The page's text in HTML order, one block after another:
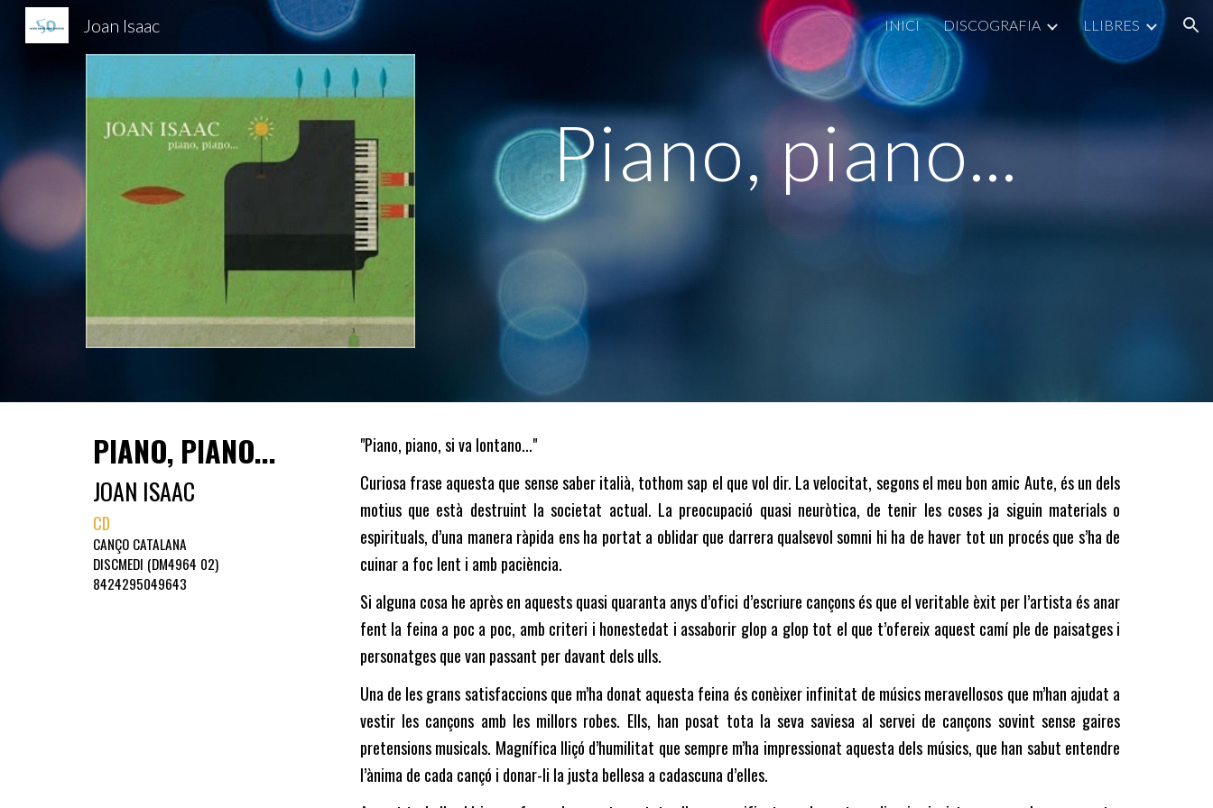
Skip to navigation
Joan Isaac INICI DISCOGRAFIA LLIBRES
Piano, piano...
PIANO, PIANO...
JOAN ISAAC
CD
CANÇO CATALANA
DISCMEDI (DM4964 02)
8424295049643
"Piano, piano, si va lontano..."
Curiosa frase aquesta que sense saber italià, tothom sap el que vol dir. La velocitat, segons el meu bon amic Aute, és un dels
motius que està destruint la societat actual. La preocupació quasi neuròtica, de tenir les coses ja siguin materials o
espirituals, d’una manera ràpida ens ha portat a oblidar que darrera qualsevol somni hi ha de haver tot un procés que s’ha de
cuinar a foc lent i amb paciència.
Si alguna cosa he après en aquests quasi quaranta anys d’ofici d’escriure cançons és que el veritable èxit per l’artista és anar
fent la feina a poc a poc, amb criteri i honestedat i assaborir glop a glop tot el que t’ofereix aquest camí ple de paisatges i
personatges que van passant per davant dels ulls.
Una de les grans satisfaccions que m’ha donat aquesta feina és conèixer infinitat de músics meravellosos que m’han ajudat a
vestir les cançons amb les millors robes. Ells, han posat tota la seva saviesa al servei de cançons sovint sense gaires
pretensions musicals. Magnífica lliçó d’humilitat que sempre m’ha impressionat aquesta dels músics, que han sabut entendre
l’ànima de cada cançó i donar-li la justa bellesa a cadascuna d’elles.